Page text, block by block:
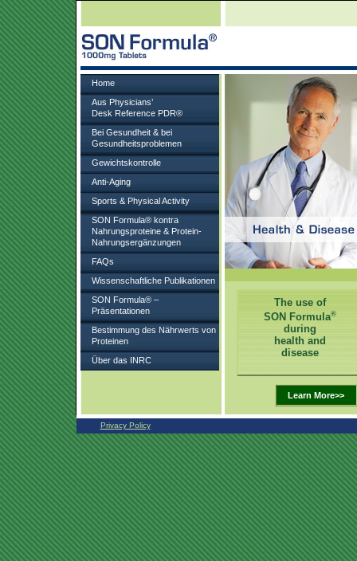
Home
Aus Physicians’
Desk Reference PDR®
Bei Gesundheit & bei
Gesundheitsproblemen
Gewichtskontrolle
Anti-Aging
Sports & Physical Activity
SON Formula® kontra
Nahrungsproteine & Protein-
Nahrungsergänzungen
FAQs
Wissenschaftliche Publikationen
SON Formula® –
Präsentationen
Bestimmung des Nährwerts von
Proteinen
Über das INRC
The use of
SON Formula®
during
health and
disease
Learn More>>
Privacy Policy